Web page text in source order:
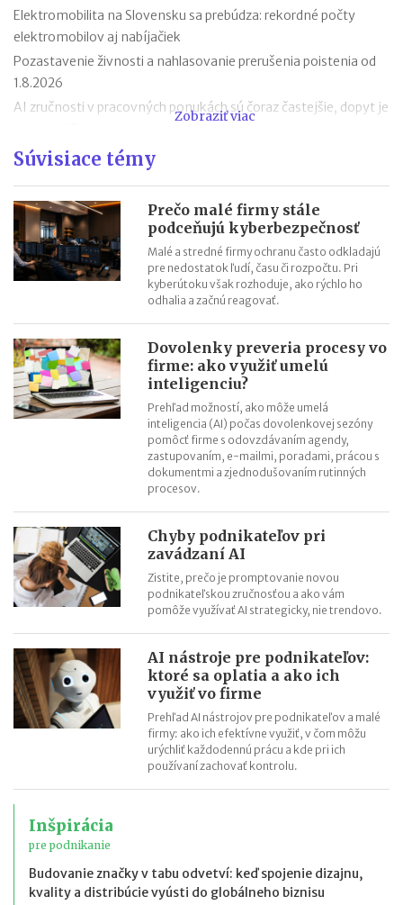
Elektromobilita na Slovensku sa prebúdza: rekordné počty
elektromobilov aj nabíjačiek
Pozastavenie živnosti a nahlasovanie prerušenia poistenia od
1.8.2026
AI zručnosti v pracovných ponukách sú čoraz častejšie, dopyt je
Návrat z dovolenky mimo EÚ: čo si možno priniesť bez platenia
Nové pravidlá EÚ v leteckej doprave: zlepšenie práv pre
cestujúcich
Riziká lacného „značkového“ tovaru: strata peňazí aj ohrozenie
zdravia
Nové pravidlá kontroly PZP od 1.8.2026
termíny po skončení školského roka
OČR cez letné prázdniny a zmena tlačiva v roku 2026
Zobraziť viac
Súvisiace témy
Prečo malé firmy stále
podceňujú kyberbezpečnosť
Malé a stredné firmy ochranu často odkladajú
pre nedostatok ľudí, času či rozpočtu. Pri
kyberútoku však rozhoduje, ako rýchlo ho
odhalia a začnú reagovať.
Dovolenky preveria procesy vo
firme: ako využiť umelú
inteligenciu?
Prehľad možností, ako môže umelá
inteligencia (AI) počas dovolenkovej sezóny
pomôcť firme s odovzdávaním agendy,
zastupovaním, e-mailmi, poradami, prácou s
dokumentmi a zjednodušovaním rutinných
procesov.
Chyby podnikateľov pri
zavádzaní AI
Zistite, prečo je promptovanie novou
podnikateľskou zručnosťou a ako vám
pomôže využívať AI strategicky, nie trendovo.
AI nástroje pre podnikateľov:
ktoré sa oplatia a ako ich
využiť vo firme
Prehľad AI nástrojov pre podnikateľov a malé
firmy: ako ich efektívne využiť, v čom môžu
urýchliť každodennú prácu a kde pri ich
používaní zachovať kontrolu.
Inšpirácia
pre podnikanie
Budovanie značky v tabu odvetví: keď spojenie dizajnu,
kvality a distribúcie vyústi do globálneho biznisu